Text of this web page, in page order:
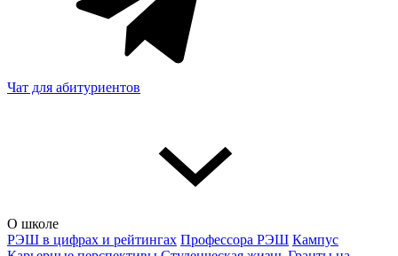
Чат для абитуриентов
О школе
РЭШ в цифрах и рейтингах Профессора РЭШ Кампус